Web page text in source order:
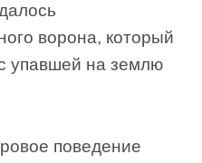
ворона, который
упавшей на землю
поведение